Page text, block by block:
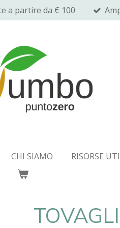
a partire da € 100
CHI SIAMO RISORSE